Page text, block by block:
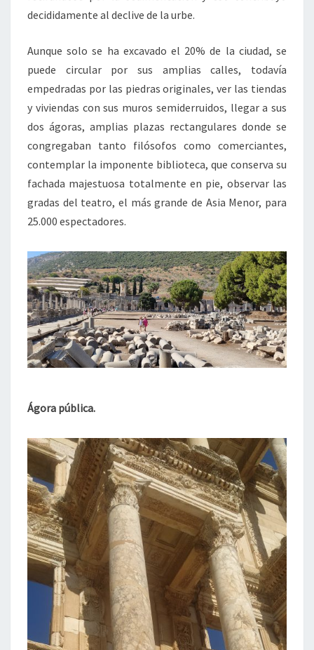
decididamente al declive de la urbe.
Aunque solo se ha excavado el 20% de la ciudad, se
puede circular por sus amplias calles, todavía
empedradas por las piedras originales, ver las tiendas
y viviendas con sus muros semiderruidos, llegar a sus
dos ágoras, amplias plazas rectangulares donde se
congregaban tanto filósofos como comerciantes,
contemplar la imponente biblioteca, que conserva su
fachada majestuosa totalmente en pie, observar las
gradas del teatro, el más grande de Asia Menor, para
25.000 espectadores.
Ágora pública.